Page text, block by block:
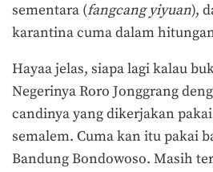
sementara (fangcang yiyuan),
karantina cuma dalam
Hayaa jelas, siapa lagi kalau
Negerinya Roro Jonggrang
candinya yang dikerjakan
semalem. Cuma kan itu pakai
Bandung Bondowoso. Masih